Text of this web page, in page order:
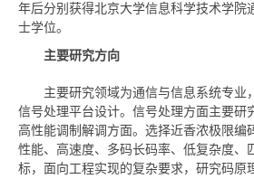
年后分别获得北京大学信息科学技术学院
士学位。
主要研究方向
主要研究领域为通信与信息系统专业
信号处理平台设计。信号处理方面主要研
高性能调制解调方面。选择近香浓极限编
性能、高速度、多码长码率、低复杂度、
标，面向工程实现的复杂要求，研究码原